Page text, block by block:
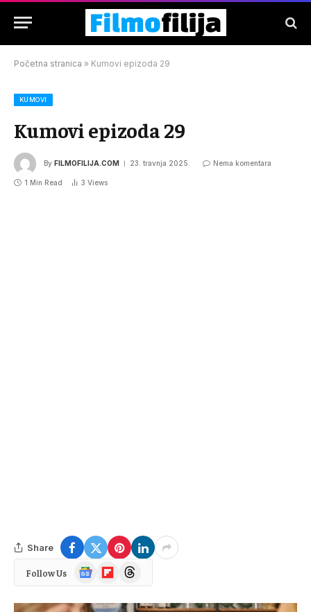
Početna stranica » Kumovi epizoda 29
KUMOVI
Kumovi epizoda 29
By FILMOFILIJA.COM 23. travnja 2025. Nema komentara
1 Min Read 3 Views
Share
Follow Us
Google
News
FlipboardThreads